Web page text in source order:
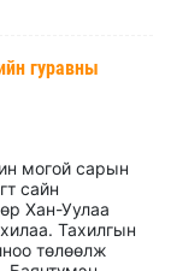
гуравны
могой сарын
сайн
Хан-Уулаа
Тахилгын
төлөөлж